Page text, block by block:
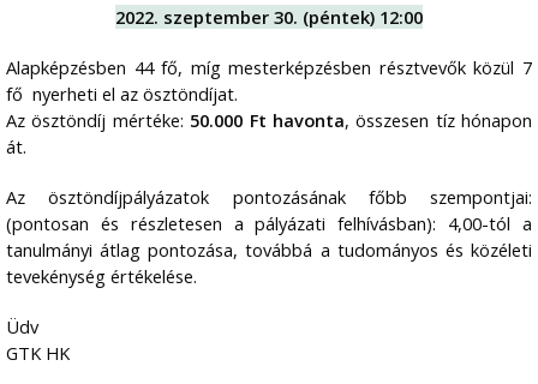
2022. szeptember 30. (péntek) 12:00
Alapképzésben 44 fő, míg mesterképzésben résztvevők közül 7
fő nyerheti el az ösztöndíjat.
Az ösztöndíj mértéke: 50.000 Ft havonta, összesen tíz hónapon
át.
Az ösztöndíjpályázatok pontozásának főbb szempontjai:
(pontosan és részletesen a pályázati felhívásban): 4,00-tól a
tanulmányi átlag pontozása, továbbá a tudományos és közéleti
tevekénység értékelése.
Üdv
GTK HK